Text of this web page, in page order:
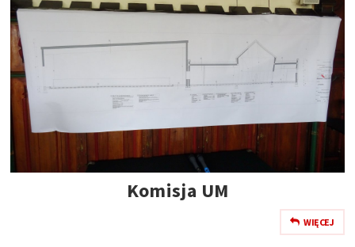
Komisja UM
WIĘCEJ